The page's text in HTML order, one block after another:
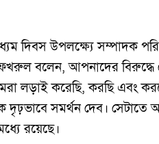
দিবস উপলক্ষ্যে
ফখরুল বলেন, আপনাদের
লড়াই করেছি, করছি এবং
সমর্থন দেব। সেটাতে
রয়েছে।